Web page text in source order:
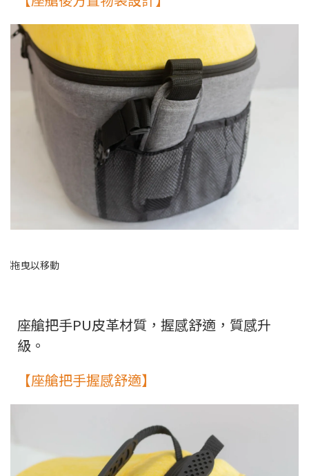
座艙把手PU皮革材質，握感舒適，質感升
級。
【座艙把手握感舒適】